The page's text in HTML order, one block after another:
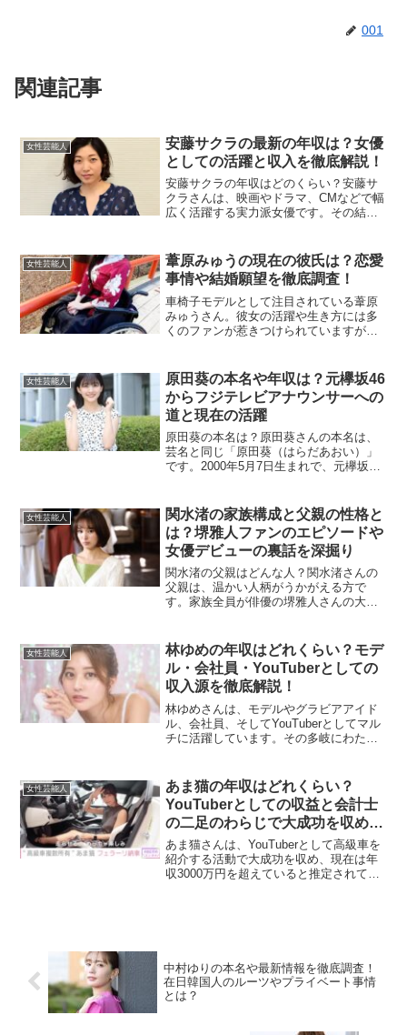
001
関連記事
女性芸能人
安藤サクラの最新の年収は？女優
としての活躍と収入を徹底解説！
安藤サクラの年収はどのくらい？安藤サ
クラさんは、映画やドラマ、CMなどで幅
広く活躍する実力派女優です。その結
れています。これは彼女の出演作品やCM
契約、さらに...
女性芸能人
葦原みゅうの現在の彼氏は？恋愛
事情や結婚願望を徹底調査！
車椅子モデルとして注目されている葦原
みゅうさん。彼女の活躍や生き方には多
くのファンが惹きつけられていますが、
ワードに、彼女の現在の恋愛事情や過去
のエピソード、結婚願望...
女性芸能人
原田葵の本名や年収は？元欅坂46
からフジテレビアナウンサーへの
道と現在の活躍
原田葵の本名は？原田葵さんの本名は、
芸名と同じ「原田葵（はらだあおい）」
です。2000年5月7日生まれで、元欅坂46
す。原田葵さんの年収はどれくらい？具
体的な年収は公表...
女性芸能人
関水渚の家族構成と父親の性格と
は？堺雅人ファンのエピソードや
女優デビューの裏話を深掘り
関水渚の父親はどんな人？関水渚さんの
父親は、温かい人柄がうかがえる方で
す。家族全員が俳優の堺雅人さんの大フ
である関水渚さんが女優を目指すことに
もあまり反対はせず、その理...
女性芸能人
林ゆめの年収はどれくらい？モデ
ル・会社員・YouTuberとしての
収入源を徹底解説！
林ゆめさんは、モデルやグラビアアイド
ル、会社員、そしてYouTuberとしてマル
チに活躍しています。その多岐にわたる
の内訳や予想される年収について、詳し
く解説していきま...
女性芸能人
あま猫の年収はどれくらい？
YouTuberとしての収益と会計士
の二足のわらじで大成功を収めた
理由とは？
あま猫さんは、YouTuberとして高級車を
紹介する活動で大成功を収め、現在は年
収3000万円を超えていると推定されてい
中村ゆりの本名や最新情報を徹底調査！
在日韓国人のルーツやプライベート事情
とは？